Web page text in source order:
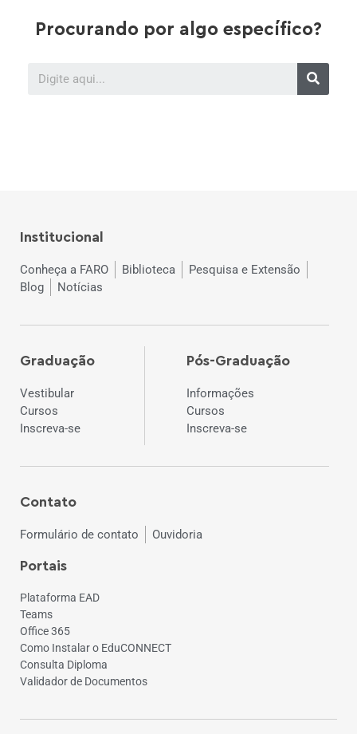
Procurando por algo específico?
Institucional
Conheça a FARO Biblioteca
Pesquisa e Extensão
Blog
Notícias
Graduação
Vestibular
Cursos
Inscreva-se
Pós-Graduação
Informações
Cursos
Inscreva-se
Contato
Formulário de contato Ouvidoria
Portais
Plataforma EAD
Teams
Office 365
Como Instalar o EduCONNECT
Consulta Diploma
Validador de Documentos